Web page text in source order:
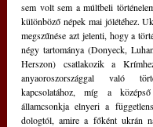
sem volt sem a múltbeli
különböző népek mai jólétéhez.
megszűnése azt jelenti, hogy a
négy tartománya (Donyeck,
Herszon) csatlakozik a
anyaoroszországgal való
kapcsolatához, míg a
államcsonkja elnyeri a
dologtól, amire a főként ukrán